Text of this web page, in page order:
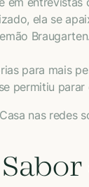
ela se
Braugarten.
para mais
permitiu
nas redes